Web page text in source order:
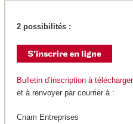
2 possibilités :
Bulletin d’inscription à télécharger
et à renvoyer par courrier à :
Cnam Entreprises